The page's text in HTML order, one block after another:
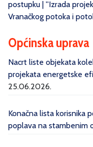
postupku | ''Izrada
Vranačkog potoka i
Općinska uprava
Nacrt liste objekata
projekata energetske
25.06.2026.
Konačna lista korisnika
poplava na stambenim